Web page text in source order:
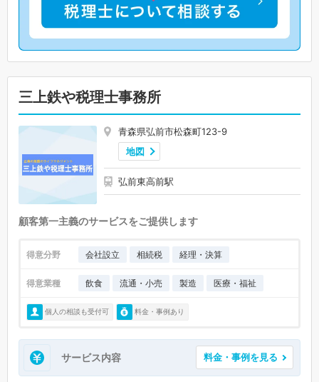
三上鉄や税理士事務所
青森県弘前市松森町123-9
地図
弘前東高前駅
顧客第一主義のサービスをご提供します
得意分野 会社設立 相続税 経理・決算
得意業種 飲食 流通・小売 製造 医療・福祉
個人の相談も受付可 料金・事例あり
サービス内容 料金・事例を見る